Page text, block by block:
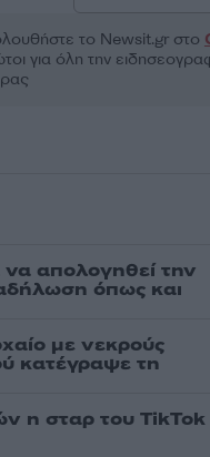
το Νewsit.gr στο
για όλη την
απολογηθεί την
όπως και
με νεκρούς
κατέγραψε τη
η σταρ του TikTok